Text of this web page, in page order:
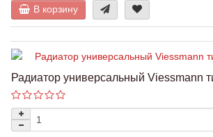
В корзину
Радиатор универсальный Viessmann